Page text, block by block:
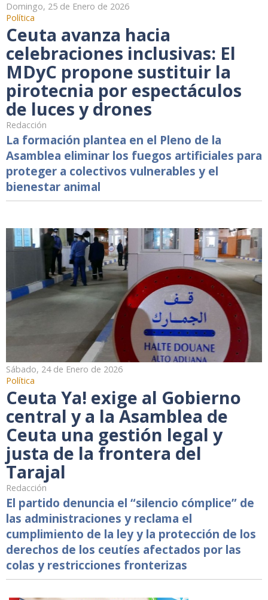
Domingo, 25 de Enero de 2026
Política
Ceuta avanza hacia
celebraciones inclusivas: El
MDyC propone sustituir la
pirotecnia por espectáculos
de luces y drones
Redacción
La formación plantea en el Pleno de la
Asamblea eliminar los fuegos artificiales para
proteger a colectivos vulnerables y el
bienestar animal
Sábado, 24 de Enero de 2026
Política
Ceuta Ya! exige al Gobierno
central y a la Asamblea de
Ceuta una gestión legal y
justa de la frontera del
Tarajal
Redacción
El partido denuncia el “silencio cómplice” de
las administraciones y reclama el
cumplimiento de la ley y la protección de los
derechos de los ceutíes afectados por las
colas y restricciones fronterizas